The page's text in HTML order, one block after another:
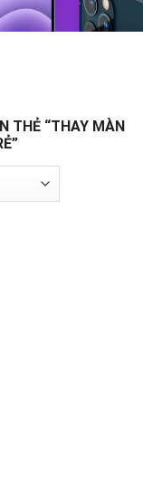
THẺ “THAY MÀN